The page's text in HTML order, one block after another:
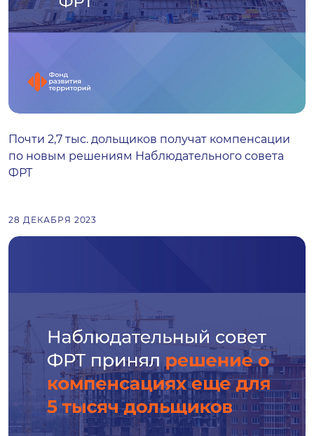
Почти 2,7 тыс. дольщиков получат компенсации
по новым решениям Наблюдательного совета
ФРТ
28 ДЕКАБРЯ 2023